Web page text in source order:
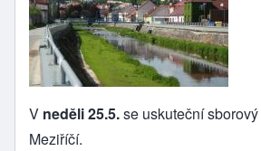
V neděli 25.5.se uskuteční
Meziříčí.